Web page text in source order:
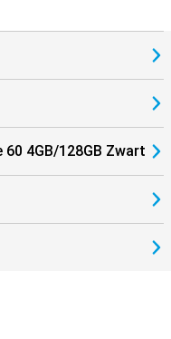
4GB/128GB Zwart